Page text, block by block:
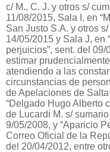
c/ M., C. J. y otros s/
11/08/2015, Sala I, en
San Justo S.A. y otros
14/05/2015 y Sala J, en
perjuicios”, sent. del
estimar
atendiendo a las
circunstancias de
de Apelaciones de
“Delgado Hugo Alberto
de Lucardi M. s/
9/05/2008, y “Aparicio
Correo Oficial de la
del 20/04/2012, entre